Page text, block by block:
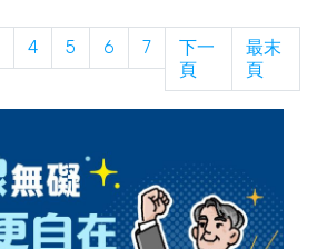
4 5 6 7
下一
頁
最末
頁